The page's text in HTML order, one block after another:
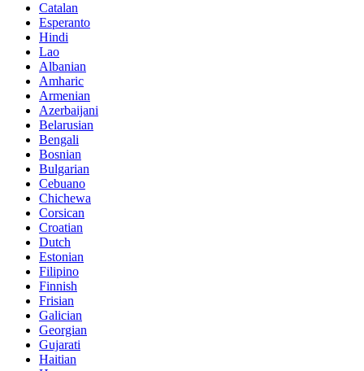
Catalan
Esperanto
Hindi
Lao
Albanian
Amharic
Armenian
Azerbaijani
Belarusian
Bengali
Bosnian
Bulgarian
Cebuano
Chichewa
Corsican
Croatian
Dutch
Estonian
Filipino
Finnish
Frisian
Galician
Georgian
Gujarati
Haitian